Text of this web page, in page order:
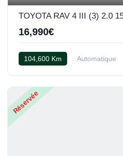
16,990€
104,600 Km Automatique
Réservée